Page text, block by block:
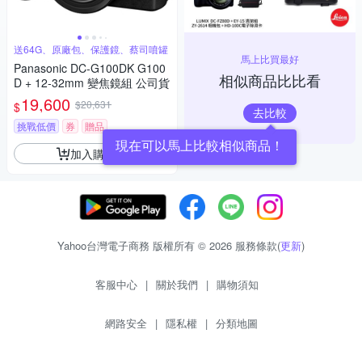
送64G、原廠包、保護鏡、蔡司噴罐
Panasonic DC-G100DK G100
D + 12-32mm 變焦鏡組 公司貨
$19,600 $20,631
挑戰低價
券 贈品
加入購物車
馬上比買最好
相似商品比比看
去比較
現在可以馬上比較相似商品！
Yahoo台灣電子商務 版權所有 © 2026 服務條款(更新)
客服中心 | 關於我們 | 購物須知
網路安全 | 隱私權 | 分類地圖